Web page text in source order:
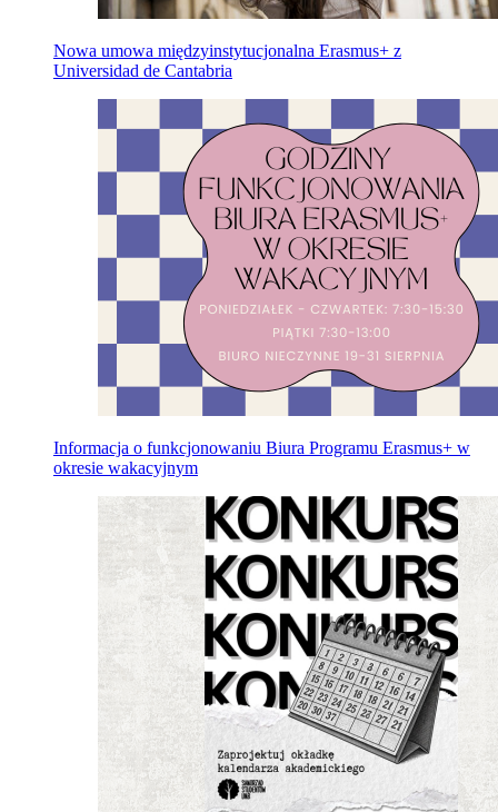
Nowa umowa międzyinstytucjonalna Erasmus+ z
Universidad de Cantabria
Informacja o funkcjonowaniu Biura Programu Erasmus+ w
okresie wakacyjnym